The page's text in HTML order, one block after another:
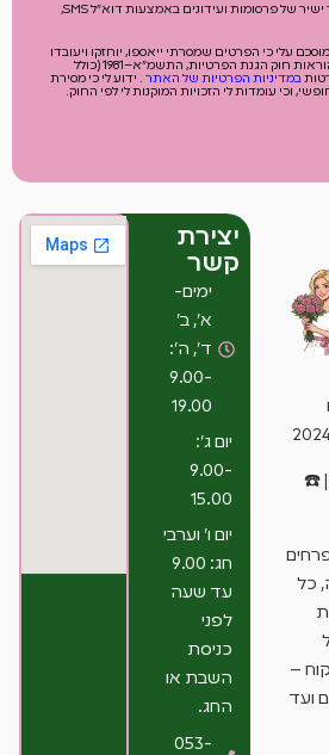
אני מאשר/ת קבלת דיוור ישיר של פרסומות ועידונים באמצעות דוא"ל SMS,
עלי כי הפרטים שמסרתי ייאספו, יוחזקו ויעובדו
במאגר מידע בהתאם להוראות חוק הגנת הפרטיות, התשמ"א–1981 (כולל
במדיניות הפרטיות של האתר . ידוע לי כי מסירת
וכי עומדות לי הזכויות המוקנות לי לפי החוק.
יצירת
קשר
ימים-
א’, ב’
ד’, ה’:
9.00-
19.00
יום ג’:
9.00-
15.00
יום ו’ וערבי
חג: 9.00
עד שעה
לפני
כניסת
השבת או
החג.
053-
| ☎️
כל
–
ועד